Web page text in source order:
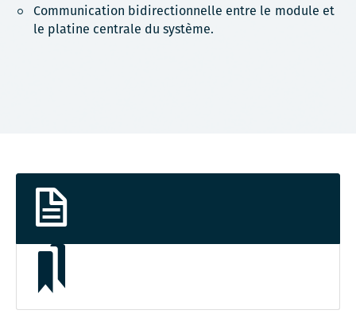
Communication bidirectionnelle entre le module et
le platine centrale du système.